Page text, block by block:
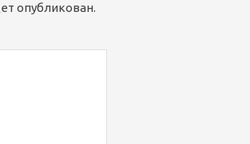
опубликован.